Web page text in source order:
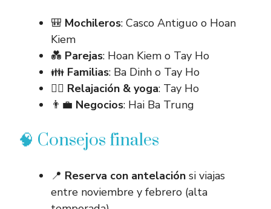
🎒 Mochileros: Casco Antiguo o Hoan
Kiem
💑 Parejas: Hoan Kiem o Tay Ho
👪 Familias: Ba Dinh o Tay Ho
🧘‍♀️ Relajación & yoga: Tay Ho
👨‍💼 Negocios: Hai Ba Trung
🧠 Consejos finales
📍 Reserva con antelación si viajas
entre noviembre y febrero (alta